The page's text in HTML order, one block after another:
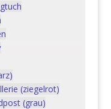
(ziegelrot)
(grau)
Warenkorb